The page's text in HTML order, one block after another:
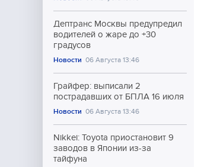
Дептранс Москвы предупредил
водителей о жаре до +30
градусов
Новости 06 Августа 13:46
Грайфер: выписали 2
пострадавших от БПЛА 16 июля
Новости 06 Августа 13:46
Nikkei: Toyota приостановит 9
заводов в Японии из-за
тайфуна